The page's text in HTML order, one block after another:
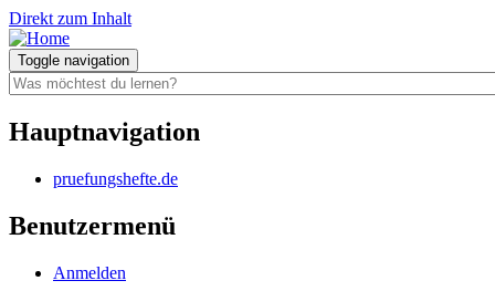
Direkt zum Inhalt
Toggle navigation
Hauptnavigation
pruefungshefte.de
Benutzermenü
Anmelden